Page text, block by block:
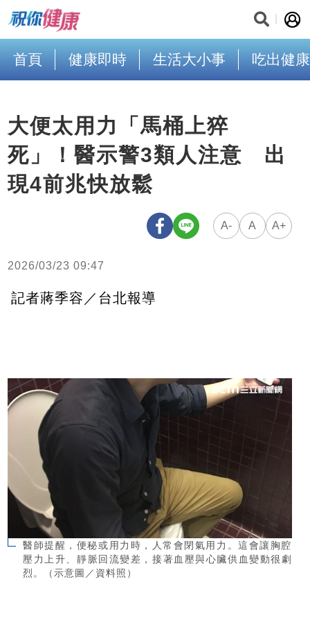
首頁 健康即時 生活大小事 吃出健康
大便太用力「馬桶上猝
死」！醫示警3類人注意 出
現4前兆快放鬆
A- A A+
2026/03/23 09:47
記者蔣季容／台北報導
醫師提醒，便秘或用力時，人常會閉氣用力。這會讓胸腔
壓力上升、靜脈回流變差，接著血壓與心臟供血變動很劇
烈。（示意圖／資料照）